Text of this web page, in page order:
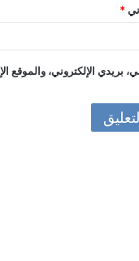
*
بريدي الإلكتروني، والموقع